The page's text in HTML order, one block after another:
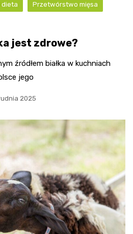
dieta Przetwórstwo mięsa
jest zdrowe?
źródłem białka w kuchniach
jego
2025